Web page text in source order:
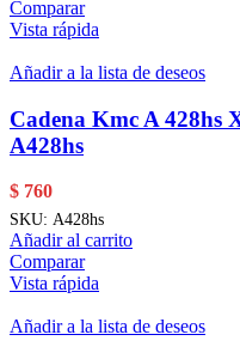
Comparar
Vista rápida
Añadir a la lista de deseos
Cadena Kmc A 428hs
A428hs
$ 760
SKU: A428hs
Añadir al carrito
Comparar
Vista rápida
Añadir a la lista de deseos